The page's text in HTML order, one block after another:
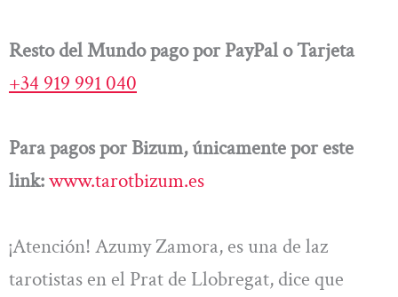
Resto del Mundo pago por PayPal o Tarjeta
+34 919 991 040
Para pagos por Bizum, únicamente por este
link:www.tarotbizum.es
¡Atención! Azumy Zamora, es una de laz
tarotistas en el Prat de Llobregat, dice que